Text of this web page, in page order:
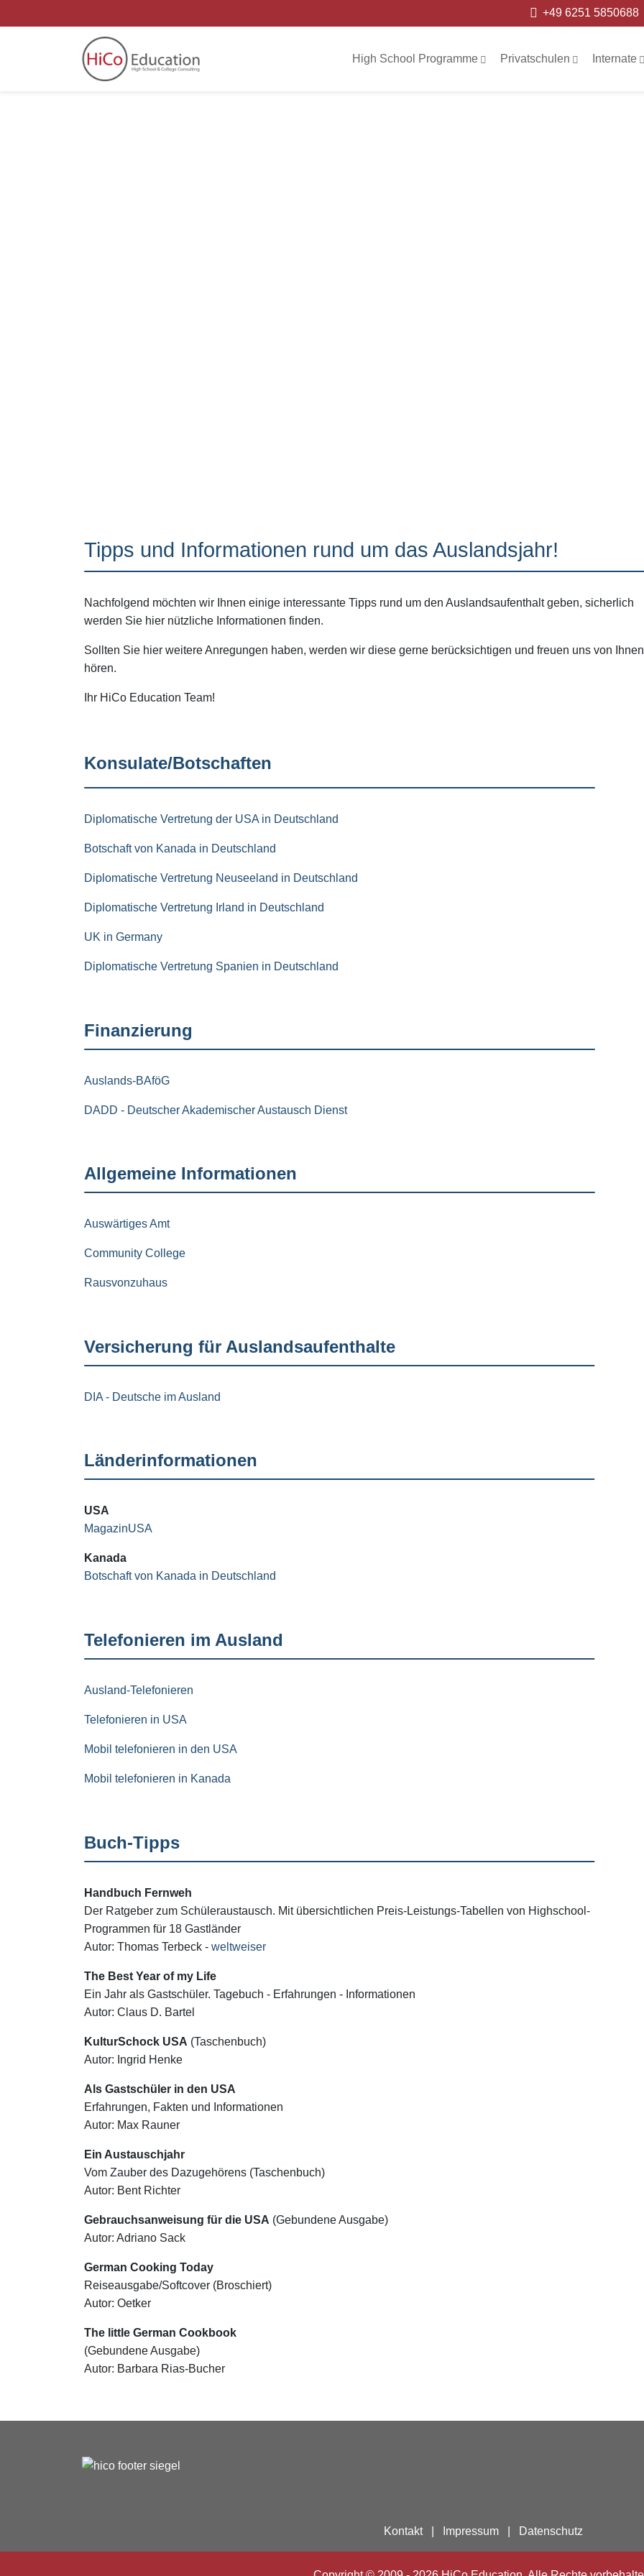
+49 6251 5850688
High School Programme Privatschulen Internate
Tipps und Informationen rund um das Auslandsjahr!
Nachfolgend möchten wir Ihnen einige interessante Tipps rund um den Auslandsaufenthalt geben, sicherlich
werden Sie hier nützliche Informationen finden.
Sollten Sie hier weitere Anregungen haben, werden wir diese gerne berücksichtigen und freuen uns von
hören.
Ihr HiCo Education Team!
Konsulate/Botschaften
Diplomatische Vertretung der USA in Deutschland
Botschaft von Kanada in Deutschland
Diplomatische Vertretung Neuseeland in Deutschland
Diplomatische Vertretung Irland in Deutschland
UK in Germany
Diplomatische Vertretung Spanien in Deutschland
Finanzierung
Auslands-BAföG
DADD - Deutscher Akademischer Austausch Dienst
Allgemeine Informationen
Auswärtiges Amt
Community College
Rausvonzuhaus
Versicherung für Auslandsaufenthalte
DIA - Deutsche im Ausland
Länderinformationen
USA
MagazinUSA
Kanada
Botschaft von Kanada in Deutschland
Telefonieren im Ausland
Ausland-Telefonieren
Telefonieren in USA
Mobil telefonieren in den USA
Mobil telefonieren in Kanada
Buch-Tipps
Handbuch Fernweh
Der Ratgeber zum Schüleraustausch. Mit übersichtlichen Preis-Leistungs-Tabellen von Highschool-
Programmen für 18 Gastländer
Autor: Thomas Terbeck - weltweiser
The Best Year of my Life
Ein Jahr als Gastschüler. Tagebuch - Erfahrungen - Informationen
Autor: Claus D. Bartel
KulturSchock USA (Taschenbuch)
Autor: Ingrid Henke
Als Gastschüler in den USA
Erfahrungen, Fakten und Informationen
Autor: Max Rauner
Ein Austauschjahr
Vom Zauber des Dazugehörens (Taschenbuch)
Autor: Bent Richter
Gebrauchsanweisung für die USA (Gebundene Ausgabe)
Autor: Adriano Sack
German Cooking Today
Reiseausgabe/Softcover (Broschiert)
Autor: Oetker
The little German Cookbook
(Gebundene Ausgabe)
Autor: Barbara Rias-Bucher
Kontakt| Impressum| Datenschutz